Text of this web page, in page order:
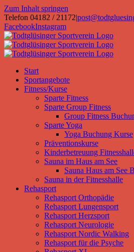
Zum Inhalt springen
Telefon 04182 / 21172|
FacebookInstagram
Start
Sportangebote
Fitness/Kurse
Sparte Fitness
Sparte Group Fitness
Group Fitness
Sparte Yoga
Yoga Buchung Kurse
Präventionskurse
Kinderbetreuung
Sauna im Haus am See
Sauna Haus am See
Sauna in der Fitnesshalle
Rehasport
Rehasport Orthopädie
Rehasport Lungensport
Rehasport Herzsport
Rehasport Neurologie
Rehasport Nordic Walking
Rehasport für die Psyche